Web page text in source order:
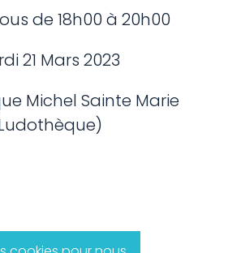
de 18h00 à 20h00
21 Mars 2023
Michel Sainte Marie